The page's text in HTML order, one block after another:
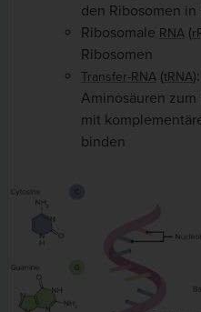
den Ribosomen
Ribosomale RNA (
Ribosomen
Transfer-RNA (tRNA
Aminosäuren
mit
binden